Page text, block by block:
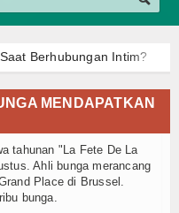
Berhubungan Intim?
Minum Apa Agar
BPOM – Herbal Pria
BPOM – Herbal Pria
MENDAPATKAN
tahunan "La Fete De La
Ahli bunga merancang
Place di Brussel.
bunga.